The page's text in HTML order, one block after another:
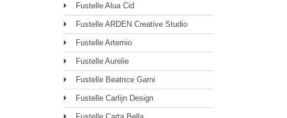
Fustelle Alua Cid
Fustelle ARDEN Creative Studio
Fustelle Artemio
Fustelle Aurelie
Fustelle Beatrice Garni
Fustelle Carlijn Design